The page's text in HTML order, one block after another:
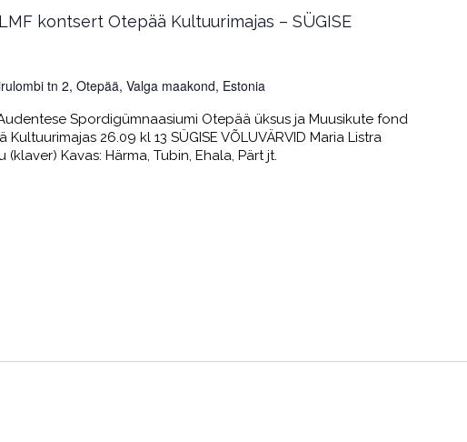
kontsert Otepää Kultuurimajas – SÜGISE
tn 2, Otepää, Valga maakond, Estonia
Spordigümnaasiumi Otepää üksus ja Muusikute fond
26.09 kl 13 SÜGISE VÕLUVÄRVID Maria Listra
(klaver) Kavas: Härma, Tubin, Ehala, Pärt jt.